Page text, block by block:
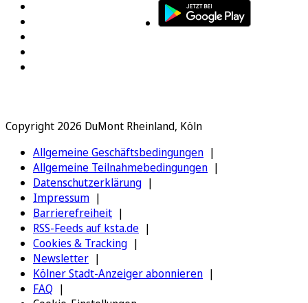
Copyright 2026 DuMont Rheinland, Köln
Allgemeine Geschäftsbedingungen
Allgemeine Teilnahmebedingungen
Datenschutzerklärung
Impressum
Barrierefreiheit
RSS-Feeds auf ksta.de
Cookies & Tracking
Newsletter
Kölner Stadt-Anzeiger abonnieren
FAQ